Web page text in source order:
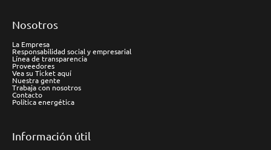
Nosotros
La Empresa
Responsabilidad social y empresarial
Línea de transparencia
Proveedores
Vea su Ticket aquí
Nuestra gente
Trabaja con nosotros
Contacto
Política energética
Información útil